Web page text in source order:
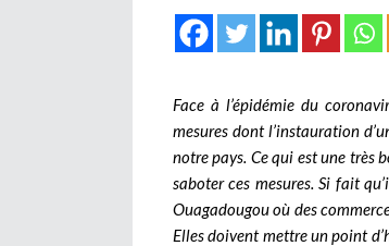
Face à l’épidémie du
mesures dont l’instauration
notre pays. Ce qui est une très
saboter ces mesures. Si fait
Ouagadougou où des
Elles doivent mettre un point